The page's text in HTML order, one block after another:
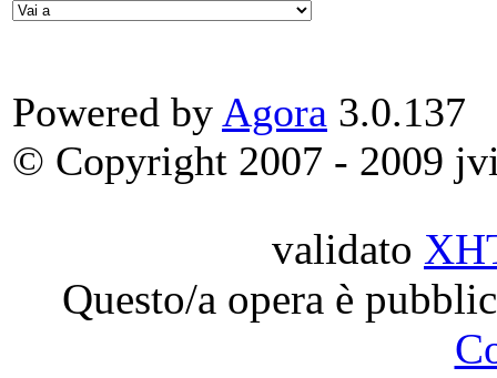
Powered by Agora 3.0.137
© Copyright 2007 - 2009
validato
Questo/a opera è